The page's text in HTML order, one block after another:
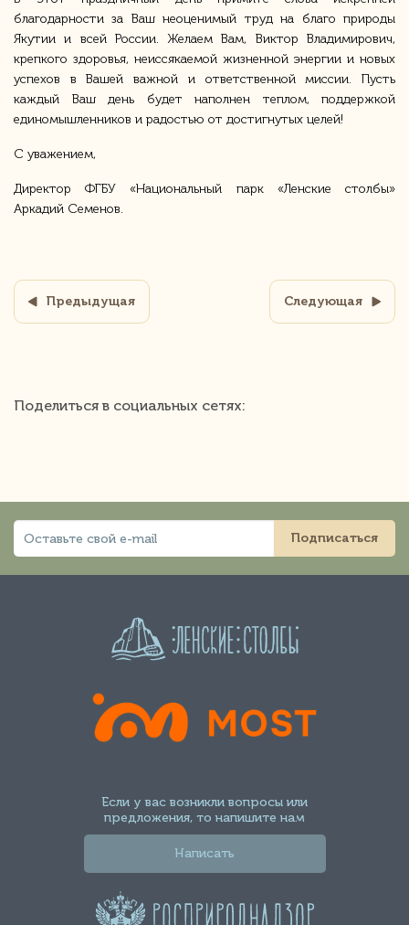
благодарности за Ваш неоценимый труд на благо природы
Якутии и всей России. Желаем Вам, Виктор Владимирович,
крепкого здоровья, неиссякаемой жизненной энергии и новых
успехов в Вашей важной и ответственной миссии. Пусть
каждый Ваш день будет наполнен теплом, поддержкой
единомышленников и радостью от достигнутых целей!
С уважением,
Директор ФГБУ «Национальный парк «Ленские столбы»
Аркадий Семенов.
Предыдущая Следующая
Поделиться в социальных сетях:
Подписаться
Если у вас возникли вопросы или
предложения, то напишите нам
Написать